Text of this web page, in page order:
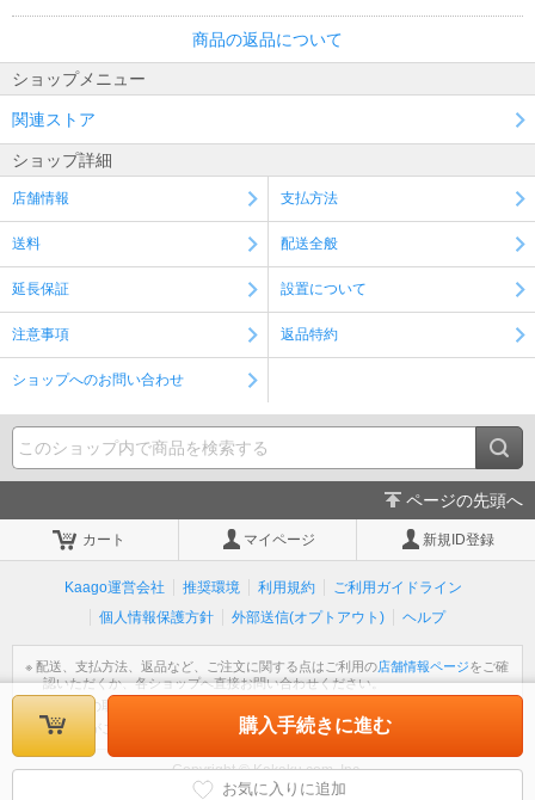
商品の返品について
ショップメニュー
関連ストア
ショップ詳細
店舗情報 支払方法
送料 配送全般
延長保証 設置について
注意事項 返品特約
ショップへのお問い合わせ
購入手続きに進む
お気に入りに追加
ページの先頭へ
カート マイページ 新規ID登録
Kaago運営会社 推奨環境 利用規約
ご利用ガイドライン
個人情報保護方針
外部送信(オプトアウト) ヘルプ
※ 配送、支払方法、返品など、ご注文に関する点はご利用の店舗情報ページをご確
認いただくか、各ショップへ直接お問い合わせください。
※ 個人情報の取扱いについては
※ 不明な点がございましたら
をご覧ください。
Copyright © Kakaku.com, Inc.
All Rights Reserved.